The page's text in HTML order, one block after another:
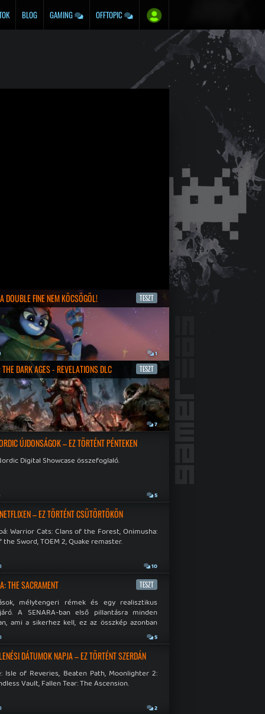
BLOG GAMING OFFTOPIC
DOUBLE FINE NEM KÖCSÖGÖL! TESZT
1
DARK AGES - REVELATIONS DLC TESZT
7
ÚJDONSÁGOK – EZ TÖRTÉNT PÉNTEKEN
Digital Showcase összefoglaló.
5
– EZ TÖRTÉNT CSÜTÖRTÖKÖN
Warrior Cats: Clans of the Forest, Onimusha:
the Sword, TOEM 2, Quake remaster.
10
THE SACRAMENT TESZT
mélytengeri rémek és egy realisztikus
A SENARA-ban első pillantásra minden
ami a sikerhez kell, ez az összkép azonban
5
DÁTUMOK NAPJA – EZ TÖRTÉNT SZERDÁN
Isle of Reveries, Beaten Path, Moonlighter 2:
Vault, Fallen Tear: The Ascension.
2